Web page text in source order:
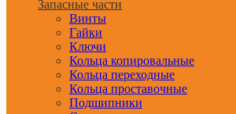
Запасные части
Винты
Гайки
Ключи
Кольца копировальные
Кольца переходные
Кольца проставочные
Подшипники